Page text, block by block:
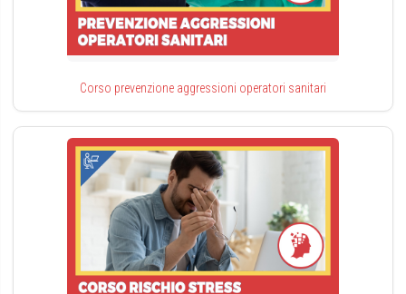
Corso prevenzione aggressioni operatori sanitari